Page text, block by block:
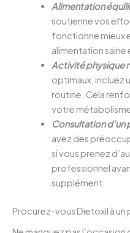
Alimentation
soutienne vos
fonctionne mieux
alimentation saine
Activité physique
optimaux, incluez
routine. Cela
votre
Consultation
avez des
si vous prenez
professionnel
supplément.
Procurez-vous Dietoxil à un